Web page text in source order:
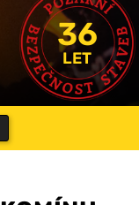
36
LET